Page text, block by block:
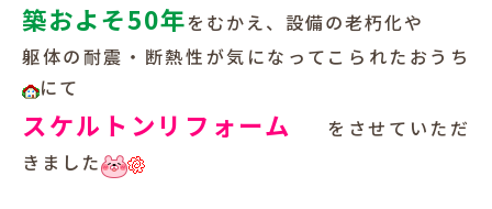
築およそ50年をむかえ、設備の老朽化や
躯体の耐震・断熱性が気になってこられたおうち
にて
スケルトンリフォーム
をさせていただ
きました